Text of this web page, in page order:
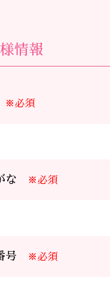
情報
※必須
な ※必須
号 ※必須